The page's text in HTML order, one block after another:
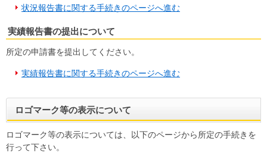
状況報告書に関する手続きのページへ進む
実績報告書の提出について
所定の申請書を提出してください。
実績報告書に関する手続きのページへ進む
ロゴマーク等の表示について
ロゴマーク等の表示については、以下のページから所定の手続きを
行って下さい。